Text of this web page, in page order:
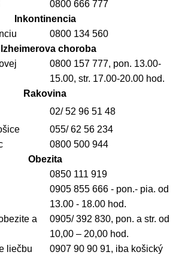
0800 666 777
Inkontinencia
0800 134 560
choroba
0800 157 777, pon. 13.00-
15.00, str. 17.00-20.00 hod.
Rakovina
02/ 52 96 51 48
055/ 62 56 234
0800 500 944
Obezita
0850 111 919
0905 855 666 - pon.- pia. od
13.00 - 18.00 hod.
a
0905/ 392 830, pon. a str. od
10,00 – 20,00 hod.
liečbu
0907 90 90 91, iba košický